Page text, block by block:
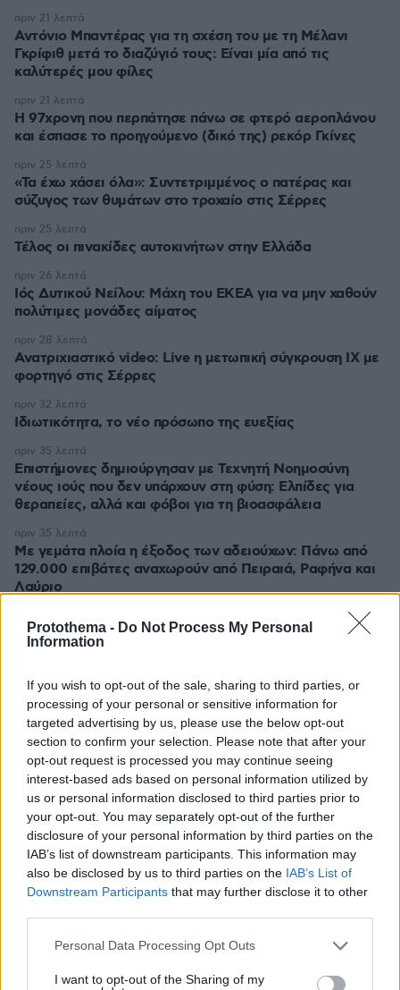
Protothema - Do Not Process My Personal
Information
If you wish to opt-out of the sale, sharing to third parties, or
processing of your personal or sensitive information for
targeted advertising by us, please use the below opt-out
section to confirm your selection. Please note that after your
opt-out request is processed you may continue seeing
interest-based ads based on personal information utilized by
us or personal information disclosed to third parties prior to
your opt-out. You may separately opt-out of the further
disclosure of your personal information by third parties on the
IAB’s list of downstream participants. This information may
also be disclosed by us to third parties on the IAB’s List of
Downstream Participants that may further disclose it to other
Please note that this website/app uses one or more Google
not limited to your visit or usage behaviour. You may click to
Personal Data Processing Opt Outs
I want to opt-out of the Sharing of my
Αντόνιο Μπαντέρας για τη σχέση του με τη Μέλανι
Γκρίφιθ μετά το διαζύγιό τους: Είναι μία από τις
καλύτερές μου φίλες
πριν 21 λεπτά
Η 97χρονη που περπάτησε πάνω σε φτερό αεροπλάνου
και έσπασε το προηγούμενο (δικό της) ρεκόρ Γκίνες
πριν 21 λεπτά
«Τα έχω χάσει όλα»: Συντετριμμένος ο πατέρας και
σύζυγος των θυμάτων στο τροχαίο στις Σέρρες
πριν 25 λεπτά
Τέλος οι πινακίδες αυτοκινήτων στην Ελλάδα
πριν 25 λεπτά
Ιός Δυτικού Νείλου: Μάχη του ΕΚΕΑ για να μην χαθούν
πολύτιμες μονάδες αίματος
πριν 26 λεπτά
Ανατριχιαστικό video: Live η μετωπική σύγκρουση ΙΧ με
φορτηγό στις Σέρρες
πριν 28 λεπτά
Ιδιωτικότητα, το νέο πρόσωπο της ευεξίας
πριν 32 λεπτά
Επιστήμονες δημιούργησαν με Τεχνητή Νοημοσύνη
νέους ιούς που δεν υπάρχουν στη φύση: Ελπίδες για
θεραπείες, αλλά και φόβοι για τη βιοασφάλεια
πριν 35 λεπτά
Με γεμάτα πλοία η έξοδος των αδειούχων: Πάνω από
129.000 επιβάτες αναχωρούν από Πειραιά, Ραφήνα και
Λαύριο
πριν 35 λεπτά
ΔΕΙΤΕ ΟΛΕΣ ΤΙΣ ΕΙΔΗΣΕΙΣ
ΤΑ ΠΙΟ ΔΗΜΟΦΙΛΗ